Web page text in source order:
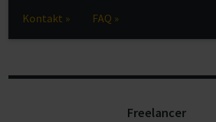
Kontakt » FAQ »
Freelancer